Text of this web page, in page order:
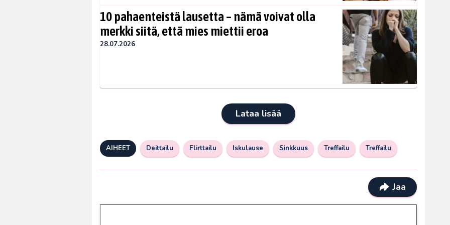
10 pahaenteistä lausetta – nämä voivat olla
merkki siitä, että mies miettii eroa
28.07.2026
Lataa lisää
AIHEET Deittailu Flirttailu Iskulause Sinkkuus Treffailu Treffailu
Jaa